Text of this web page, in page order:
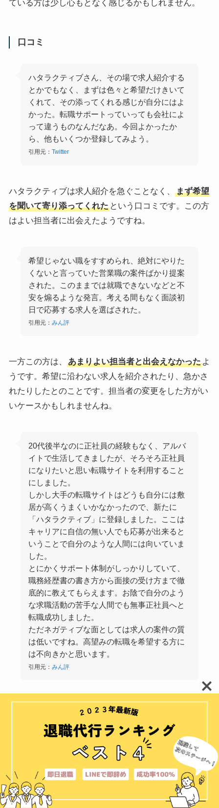
ている方は少し心もとなく感じるかもしれません。
口コミ
ハタラクティブさん、その場で求人紹介する
とかでもなく、まずは色々と希望だけきいて
くれて、その添ってくれる感じが自分にはよ
かった。転職サポートっていっても会社によ
って違うものなんだなあ。今回よかったか
ら、他もいくつか登録してみよう。
引用元：Twitter
ハタラクティブは求人紹介を急ぐことなく、
まず希望
を聞いて寄り添ってくれたという口コミです。この方
はよい担当者に出会えたようですね。
希望じゃない職をすすめられ、絶対にやりた
くないと言っていた営業職の案件ばかり提案
された。このままでは就職できないなどと不
安を煽るような発言。考える間もなく面談初
日で応募する求人を選ばされた。
引用元：みん評
一方この方は、 あまりよい担当者と出会えなかったよ
うです。希望に沿わない求人を紹介されたり、急かさ
れたりしたとのことです。担当者の変更をした方がい
いケースかもしれませんね。
20代後半なのに正社員の経験もなく、アルバ
イトで生活してきましたが、そろそろ正社員
になりたいと思い転職サイトを利用すること
にしました。
しかし大手の転職サイトはどうも自分には敷
居が高くうまくいかなかったので、新たに
「ハタラクティブ」に登録しました。ここは
キャリアに自信の無い人でも応募が出来ると
いうことで自分のような人間には向いていま
した。
とにかくサポート体制がしっかりしていて、
職務経歴書の書き方から面接の受け方まで徹
底的に教えてもらえます。お陰で自分のよう
な求職活動の苦手な人間でも無事正社員へと
転職成功しました。
ただネガティブな面としては求人の案件の質
は低いですね。高望みの転職を希望する方に
は不向きかと思います。
引用元：みん評
この方は20代の後半で正社員の経験がなかったもの
ようです。キャリアに自信はなかったもの
の、書類対策や面接対策をしっかりしてもらえたとの
ことでした。しかし、ハイクラス転職には向かないと
感じているようです。